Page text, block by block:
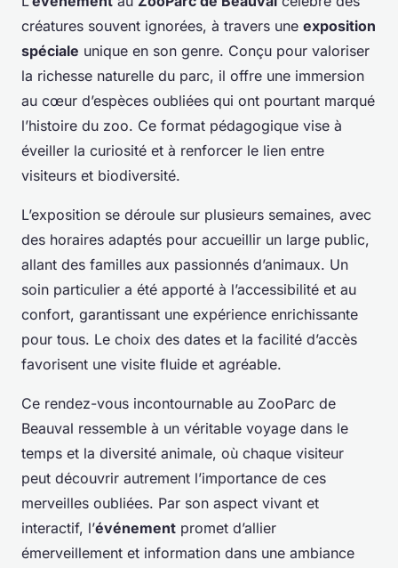
créatures souvent ignorées, à travers une exposition
spéciale unique en son genre. Conçu pour valoriser
la richesse naturelle du parc, il offre une immersion
au cœur d’espèces oubliées qui ont pourtant marqué
l’histoire du zoo. Ce format pédagogique vise à
éveiller la curiosité et à renforcer le lien entre
visiteurs et biodiversité.
L’exposition se déroule sur plusieurs semaines, avec
des horaires adaptés pour accueillir un large public,
allant des familles aux passionnés d’animaux. Un
soin particulier a été apporté à l’accessibilité et au
confort, garantissant une expérience enrichissante
pour tous. Le choix des dates et la facilité d’accès
favorisent une visite fluide et agréable.
Ce rendez-vous incontournable au ZooParc de
Beauval ressemble à un véritable voyage dans le
temps et la diversité animale, où chaque visiteur
peut découvrir autrement l’importance de ces
merveilles oubliées. Par son aspect vivant et
interactif, l’événement promet d’allier
émerveillement et information dans une ambiance